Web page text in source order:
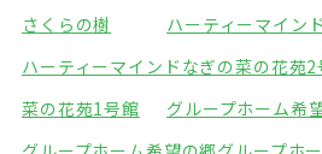
さくらの樹
ハーティーマイン
ハーティーマインドなぎの菜の花苑2
菜の花苑1号館
グループホーム希